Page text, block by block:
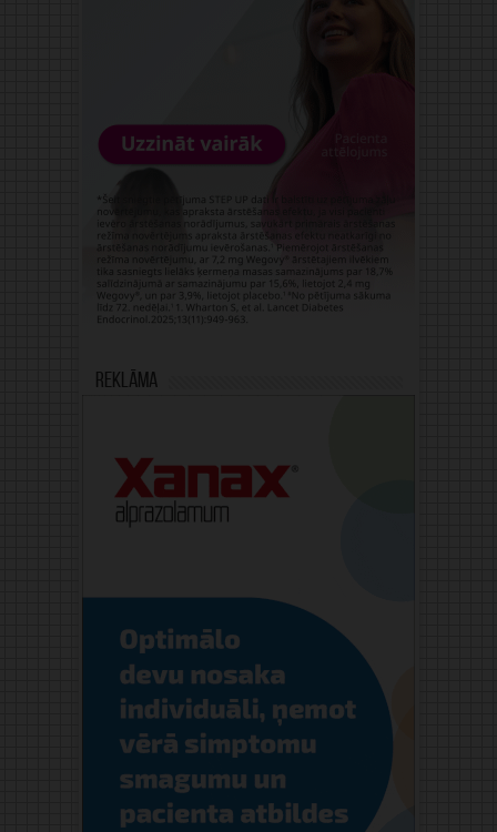
Reklāma